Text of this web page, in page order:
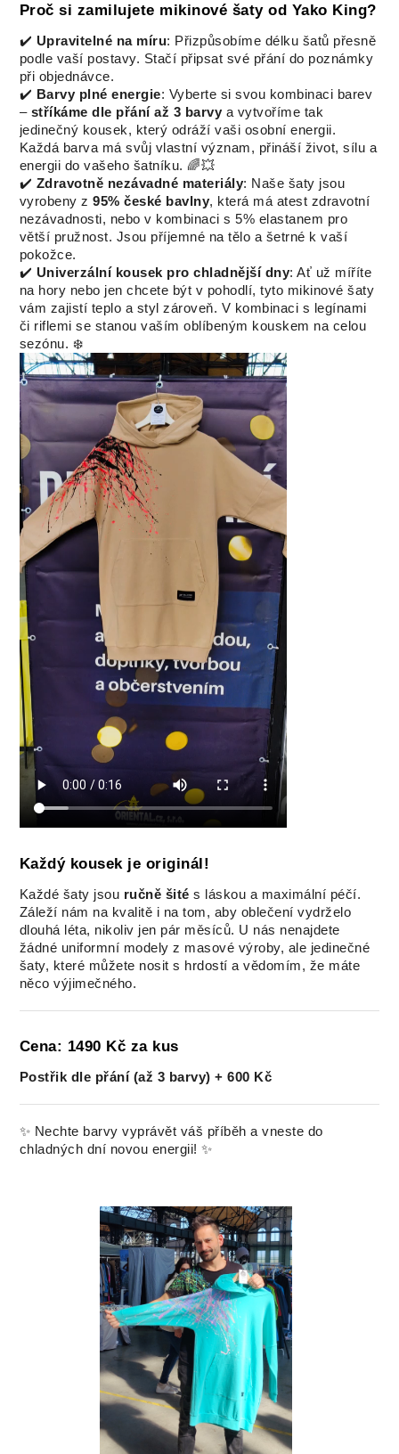
Proč si zamilujete mikinové šaty od Yako King?
✔️ Upravitelné na míru: Přizpůsobíme délku šatů přesně
podle vaší postavy. Stačí připsat své přání do poznámky
při objednávce.
✔️ Barvy plné energie: Vyberte si svou kombinaci barev
– stříkáme dle přání až 3 barvy a vytvoříme tak
jedinečný kousek, který odráží vaši osobní energii.
Každá barva má svůj vlastní význam, přináší život, sílu a
energii do vašeho šatníku. 🌈💥
✔️ Zdravotně nezávadné materiály: Naše šaty jsou
vyrobeny z95% české bavlny, která má atest zdravotní
nezávadnosti, nebo v kombinaci s 5% elastanem pro
větší pružnost. Jsou příjemné na tělo a šetrné k vaší
pokožce.
✔️ Univerzální kousek pro chladnější dny: Ať už míříte
na hory nebo jen chcete být v pohodlí, tyto mikinové šaty
vám zajistí teplo a styl zároveň. V kombinaci s legínami
či riflemi se stanou vaším oblíbeným kouskem na celou
sezónu. ❄️
Každý kousek je originál!
Každé šaty jsou ručně šité s láskou a maximální péčí.
Záleží nám na kvalitě i na tom, aby oblečení vydrželo
dlouhá léta, nikoliv jen pár měsíců. U nás nenajdete
žádné uniformní modely z masové výroby, ale jedinečné
šaty, které můžete nosit s hrdostí a vědomím, že máte
něco výjimečného.
Cena: 1490 Kč za kus
Postřik dle přání (až 3 barvy) + 600 Kč
✨ Nechte barvy vyprávět váš příběh a vneste do
chladných dní novou energii! ✨